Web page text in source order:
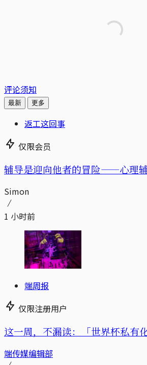
评论须知
最新 更多
返工这回事
仅限会员
辅导是迎向他者的冒险——心理
Simon
1 小时前
端周报
仅限注册用户
这一周，不漏读：「世界杯私有
端传媒编辑部